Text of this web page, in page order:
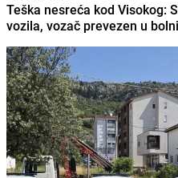
Teška nesreća kod Visokog:
vozila, vozač prevezen u